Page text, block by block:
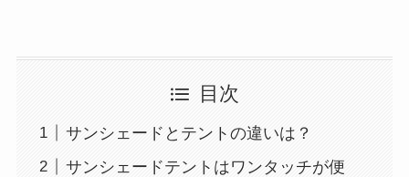
目次
サンシェードとテントの違いは？
サンシェードテントはワンタッチが便